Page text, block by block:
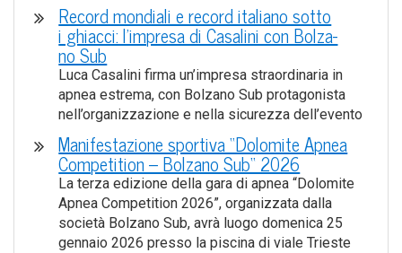
Record mon­dia­li e record ita­lia­no sot­to
i ghiac­ci: l’impresa di Casa­li­ni con Bol­za­
no Sub
Luca Casa­li­ni fir­ma un’impresa straor­di­na­ria in
apnea estre­ma, con Bol­za­no Sub pro­ta­go­ni­sta
nell’organizzazione e nel­la sicu­rez­za dell’evento
Mani­fe­sta­zio­ne spor­ti­va “Dolo­mi­te Apnea
Com­pe­ti­tion – Bol­za­no Sub“ 2026
La ter­za edi­zio­ne del­la gara di apnea “Dolo­mi­te
Apnea Com­pe­ti­tion 2026”, orga­niz­za­ta dal­la
socie­tà Bol­za­no Sub, avrà luo­go dome­ni­ca 25
gen­na­io 2026 pres­so la pisci­na di via­le Trie­ste